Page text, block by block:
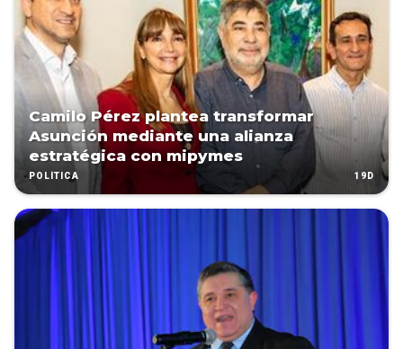
Camilo Pérez plantea transformar
Asunción mediante una alianza
estratégica con mipymes
POLÍTICA 19D